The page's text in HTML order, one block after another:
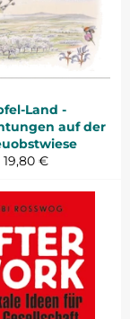
Land -
auf der
Normaler
19,80 €